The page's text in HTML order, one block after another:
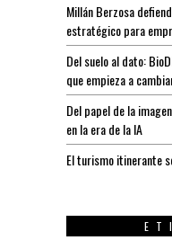
Millán Berzosa
estratégico para
Del suelo al dato:
que empieza a
Del papel de la
en la era de la IA
El turismo itinerante